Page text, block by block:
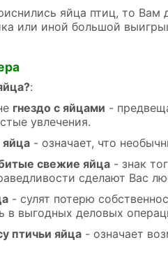
яйца птиц, то Вам
или иной большой
:
гнездо с яйцами -
увлечения.
яйца - означает, что
свежие яйца - знак
сделают Вас
- сулят потерю
в выгодных деловых
птичьи яйца - означает